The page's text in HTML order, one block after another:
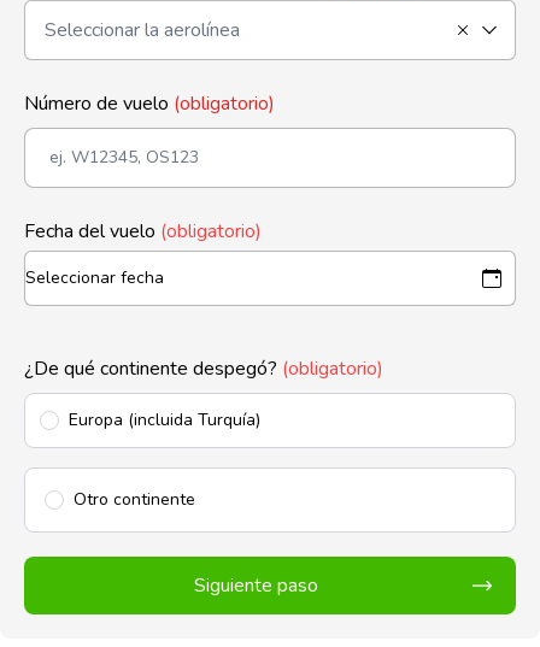
Número de vuelo (obligatorio)
Fecha del vuelo (obligatorio)
¿De qué continente despegó? (obligatorio)
Europa (incluida Turquía)
Otro continente
Siguiente paso